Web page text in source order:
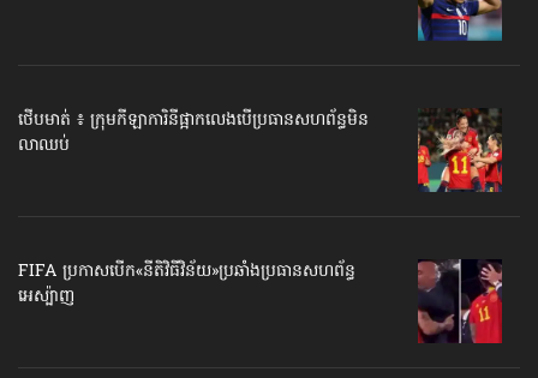
ថើបមាត់ ៖ ក្រុមកីឡាការិនី​ផ្អាកលេង​​បើប្រធានសហព័ន្ធ​មិន
លាឈប់
FIFA ប្រកាសបើក​«នីតិវិធីវិន័យ»​ប្រឆាំងប្រធានសហព័ន្ធ​
អេស្ប៉ាញ